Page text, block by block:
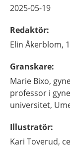
2025-05-19
Redaktör:
Elin Åkerblom,
Granskare:
Marie Bixo,
professor i
universitet,
Illustratör:
Kari Toverud,